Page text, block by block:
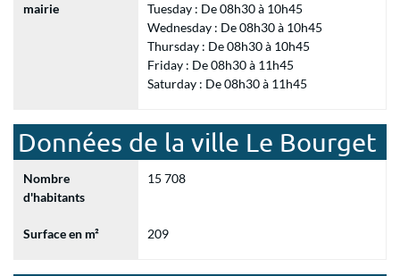
mairie
Tuesday : De 08h30 à 10h45
Wednesday : De 08h30 à 10h45
Thursday : De 08h30 à 10h45
Friday : De 08h30 à 11h45
Saturday : De 08h30 à 11h45
Données de la ville Le Bourget
Nombre
d'habitants
15 708
Surface en m² 209